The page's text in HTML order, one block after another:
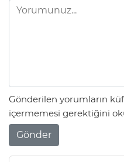
Gönderilen yorumların
içermemesi gerektiğini
Gönder